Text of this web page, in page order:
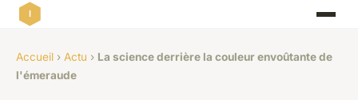
Accueil › Actu › La science derrière la couleur envoûtante de
l'émeraude